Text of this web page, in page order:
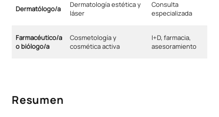
Dermatólogo/a
Dermatología estética y
láser
Consulta
especializada
Farmacéutico/a
o biólogo/a
Cosmetología y
cosmética activa
I+D, farmacia,
asesoramiento
Resumen